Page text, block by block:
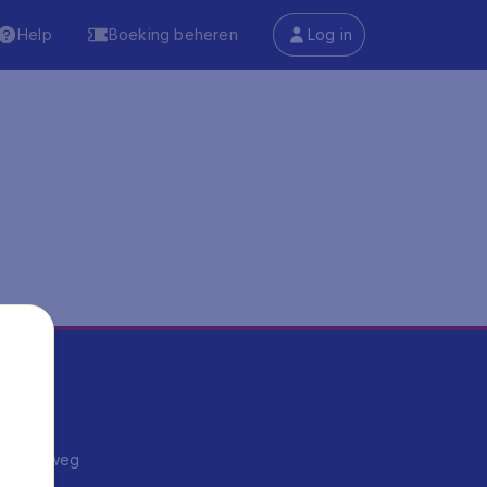
Help Boeking beheren Log in
weg